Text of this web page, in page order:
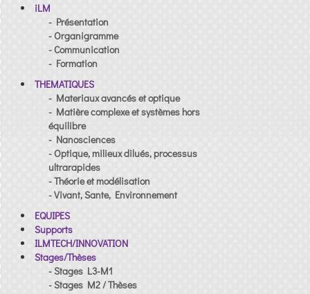
iLM
- Présentation
- Organigramme
- Communication
- Formation
THEMATIQUES
- Materiaux avancés et optique
- Matière complexe et systèmes hors
équilibre
- Nanosciences
- Optique, milieux dilués, processus
ultrarapides
- Théorie et modélisation
- Vivant, Sante, Environnement
EQUIPES
Supports
ILMTECH/INNOVATION
Stages/Thèses
- Stages L3-M1
- Stages M2 / Thèses